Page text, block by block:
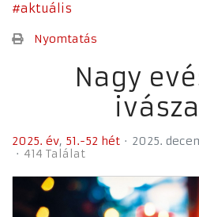
aktuális
Nyomtatás
Nagy
2025. év 51.-52 hét
2025.
414 Találat